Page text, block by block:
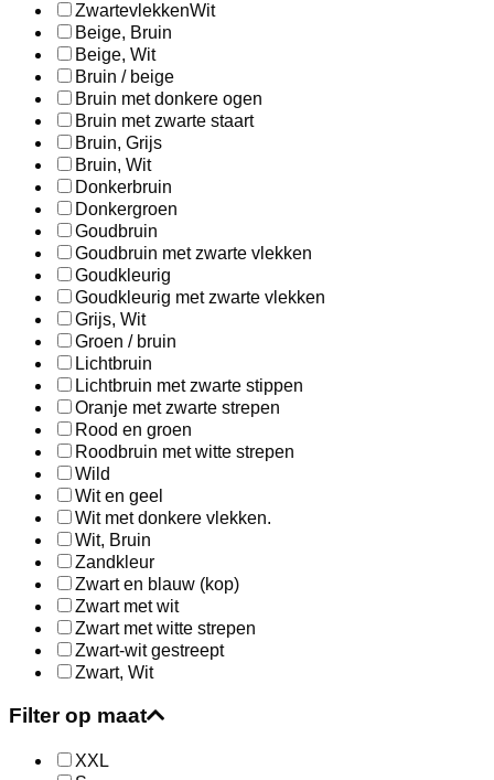
ZwartevlekkenWit
Beige, Bruin
Beige, Wit
Bruin / beige
Bruin met donkere ogen
Bruin met zwarte staart
Bruin, Grijs
Bruin, Wit
Donkerbruin
Donkergroen
Goudbruin
Goudbruin met zwarte vlekken
Goudkleurig
Goudkleurig met zwarte vlekken
Grijs, Wit
Groen / bruin
Lichtbruin
Lichtbruin met zwarte stippen
Oranje met zwarte strepen
Rood en groen
Roodbruin met witte strepen
Wild
Wit en geel
Wit met donkere vlekken.
Wit, Bruin
Zandkleur
Zwart en blauw (kop)
Zwart met wit
Zwart met witte strepen
Zwart-wit gestreept
Zwart, Wit
Filter op maat
XXL